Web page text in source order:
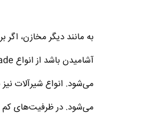
به مانند دیگر مخازن، اگر
می‌شود. انواع شیرآلات
می‌شود. در ظرفیت‌های کم